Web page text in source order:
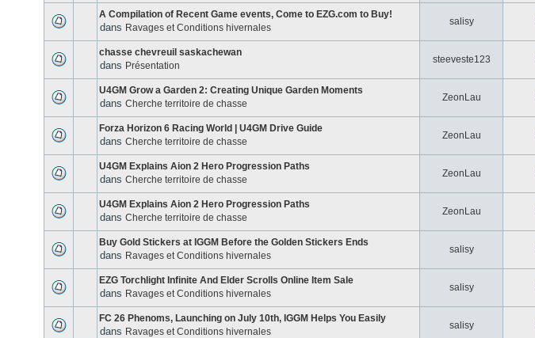
A Compilation of Recent Game events, Come to EZG.com to Buy!
dans Ravages et Conditions hivernales
salisy
chasse chevreuil saskachewan
dans Présentation
steeveste123
U4GM Grow a Garden 2: Creating Unique Garden Moments
dans Cherche territoire de chasse
ZeonLau
Forza Horizon 6 Racing World | U4GM Drive Guide
dans Cherche territoire de chasse
ZeonLau
U4GM Explains Aion 2 Hero Progression Paths
dans Cherche territoire de chasse
ZeonLau
U4GM Explains Aion 2 Hero Progression Paths
dans Cherche territoire de chasse
ZeonLau
Buy Gold Stickers at IGGM Before the Golden Stickers Ends
dans Ravages et Conditions hivernales
salisy
EZG Torchlight Infinite And Elder Scrolls Online Item Sale
dans Ravages et Conditions hivernales
salisy
FC 26 Phenoms, Launching on July 10th, IGGM Helps You Easily
dans Ravages et Conditions hivernales
salisy